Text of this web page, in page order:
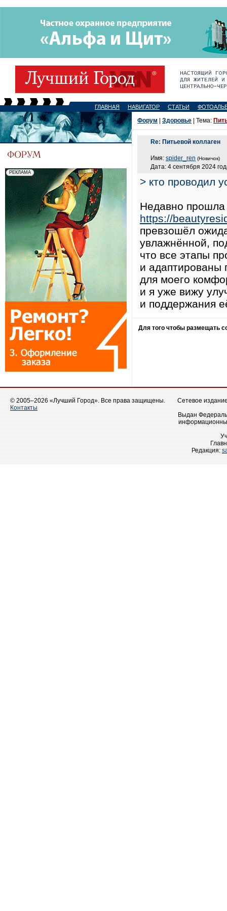
ГЛАВНАЯ НАВИГАТОР СТАТЬИ
Форум Здоровье | Тема:
Re: Питьевой коллаген
Имя: spider_ren (Новичок)
Дата: 4 сентября 2024
> кто проводил
Недавно прошла
https://
превзошёл
увлажнённой,
что все этапы
и адаптированы
для моего
и я уже вижу
и поддержания
Для того чтобы размещать
© 2005–2026 «Лучший Город». Все права защищены.
Контакты
Сетевое
Выдан
Редакция: